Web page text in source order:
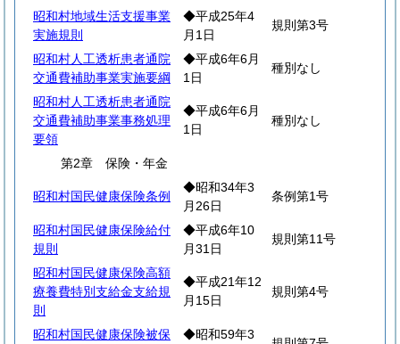
昭和村地域生活支援事業
実施規則
◆平成25年4
月1日
規則第3号
昭和村人工透析患者通院
交通費補助事業実施要綱
◆平成6年6月
1日
種別なし
昭和村人工透析患者通院
交通費補助事業事務処理
要領
◆平成6年6月
1日
種別なし
第2章 保険・年金
昭和村国民健康保険条例
◆昭和34年3
月26日
条例第1号
昭和村国民健康保険給付
規則
◆平成6年10
月31日
規則第11号
昭和村国民健康保険高額
療養費特別支給金支給規
則
◆平成21年12
月15日
規則第4号
昭和村国民健康保険被保
◆昭和59年3